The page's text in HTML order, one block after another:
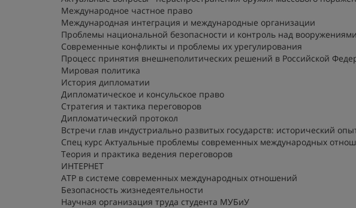
Международное частное право
Международная интеграция и международные организации
Проблемы национальной безопасности и контроль над вооружениями
Современные конфликты и проблемы их урегулирования
Процесс принятия внешнеполитических решений в Российской
Мировая политика
История дипломатии
Дипломатическое и консульское право
Стратегия и тактика переговоров
Дипломатический протокол
Встречи глав индустриально развитых государств: исторический
Спец курс Актуальные проблемы современных международных
Теория и практика ведения переговоров
ИНТЕРНЕТ
АТР в системе современных международных отношений
Безопасность жизнедеятельности
Научная организация труда студента МУБиУ